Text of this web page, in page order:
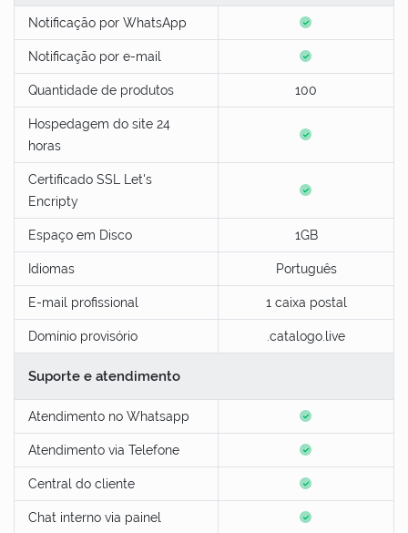
Notificação por WhatsApp
Notificação por e-mail
Quantidade de produtos 100
Hospedagem do site 24
horas
Certificado SSL Let's
Encripty
Espaço em Disco 1GB
Idiomas Português
E-mail profissional 1 caixa postal
Domínio provisório .catalogo.live
Suporte e atendimento
Atendimento no Whatsapp
Atendimento via Telefone
Central do cliente
Chat interno via painel